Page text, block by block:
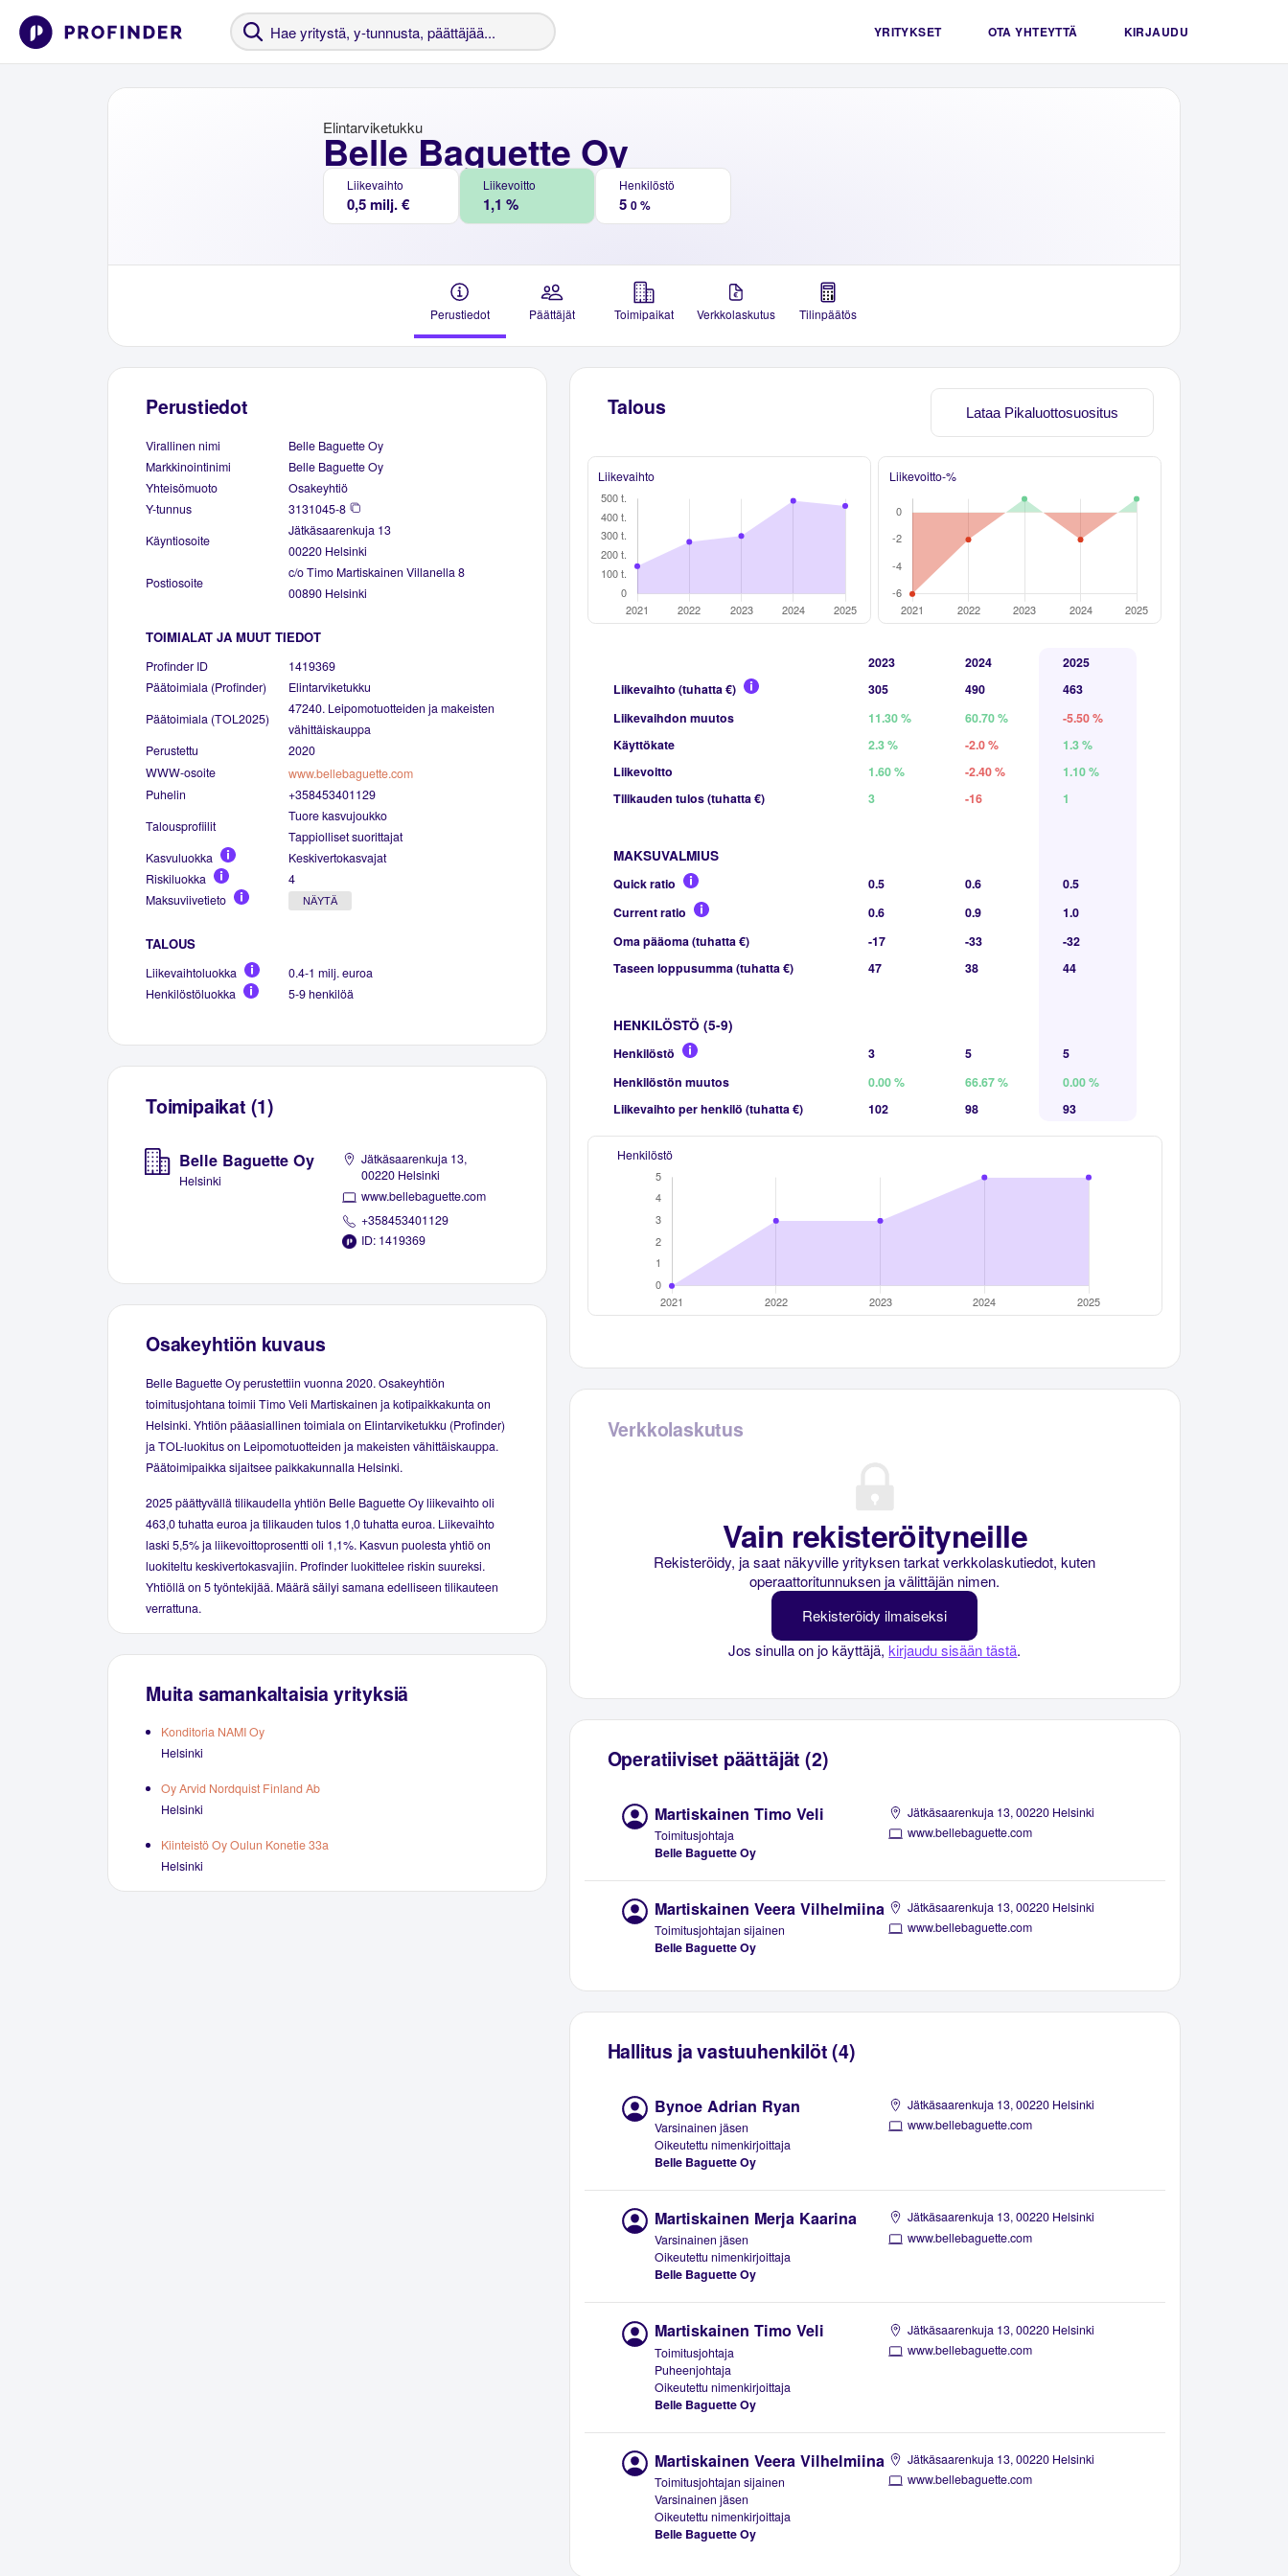
YRITYKSET OTA YHTEYTTÄ KIRJAUDU
Belle Baguette Oy
Elintarviketukku
Liikevaihto
0,5 milj. €
Liikevoitto
1,1 %
Henkilöstö
5 0 %
Perustiedot Päättäjät Toimipaikat Verkkolaskutus Tilinpäätös
Perustiedot
Virallinen nimi
Belle Baguette Oy
Markkinointinimi
Belle Baguette Oy
Yhteisömuoto
Osakeyhtiö
Y-tunnus
3131045-8
Käyntiosoite
Jätkäsaarenkuja 13
00220 Helsinki
Postiosoite
c/o Timo Martiskainen Villanella 8
00890 Helsinki
TOIMIALAT JA MUUT TIEDOT
Profinder ID
1419369
Päätoimiala (Profinder)
Elintarviketukku
Päätoimiala (TOL2025)
47240. Leipomotuotteiden ja makeisten
vähittäiskauppa
Perustettu
2020
WWW-osoite
www.bellebaguette.com
Puhelin
+358453401129
Talousprofiilit
Tuore kasvujoukko
Tappiolliset suorittajat
Kasvuluokka
Keskivertokasvajat
Riskiluokka
4
Maksuviivetieto
NÄYTÄ
TALOUS
Liikevaihtoluokka
0.4-1 milj. euroa
Henkilöstöluokka
5-9 henkilöä
Toimipaikat (1)
Belle Baguette Oy
Helsinki
Jätkäsaarenkuja 13,
00220 Helsinki
www.bellebaguette.com
+358453401129
ID: 1419369
Osakeyhtiön kuvaus
Belle Baguette Oy perustettiin vuonna 2020. Osakeyhtiön
toimitusjohtana toimii Timo Veli Martiskainen ja kotipaikkakunta on
Helsinki. Yhtiön pääasiallinen toimiala on Elintarviketukku (Profinder)
ja TOL-luokitus on Leipomotuotteiden ja makeisten vähittäiskauppa.
Päätoimipaikka sijaitsee paikkakunnalla Helsinki.
2025 päättyvällä tilikaudella yhtiön Belle Baguette Oy liikevaihto oli
463,0 tuhatta euroa ja tilikauden tulos 1,0 tuhatta euroa. Liikevaihto
laski 5,5% ja liikevoittoprosentti oli 1,1%. Kasvun puolesta yhtiö on
luokiteltu keskivertokasvajiin. Profinder luokittelee riskin suureksi.
Yhtiöllä on 5 työntekijää. Määrä säilyi samana edelliseen tilikauteen
verrattuna.
Muita samankaltaisia yrityksiä
Konditoria NAMI Oy
Helsinki
Oy Arvid Nordquist Finland Ab
Helsinki
Kiinteistö Oy Oulun Konetie 33a
Helsinki
Lataa Pikaluottosuositus
Talous
Liikevaihto Liikevoitto-%
2023 2024
2025
Liikevaihto (tuhatta €)
305 490
463
Liikevaihdon muutos
11.30 % 60.70 %
-5.50 %
Käyttökate
2.3 % -2.0 %
1.3 %
Liikevoitto
1.60 % -2.40 %
1.10 %
Tilikauden tulos (tuhatta €)
3 -16 1
MAKSUVALMIUS
Quick ratio 0.5 0.6
0.5
Current ratio
0.6 0.9
1.0
Oma pääoma (tuhatta €)
-17 -33
-32
Taseen loppusumma (tuhatta €)
47 38 44
HENKILÖSTÖ (5-9)
Henkilöstö 3 5
5
Henkilöstön muutos
0.00 % 66.67 %
0.00 %
Liikevaihto per henkilö (tuhatta €)
102 98 93
Henkilöstö
Verkkolaskutus
Vain rekisteröityneille
Rekisteröidy, ja saat näkyville yrityksen tarkat verkkolaskutiedot, kuten
operaattoritunnuksen ja välittäjän nimen.
Rekisteröidy ilmaiseksi
Jos sinulla on jo käyttäjä,kirjaudu sisään tästä.
Operatiiviset päättäjät (2)
Martiskainen Timo Veli
Toimitusjohtaja
Belle Baguette Oy
Jätkäsaarenkuja 13, 00220 Helsinki
www.bellebaguette.com
Martiskainen Veera Vilhelmiina
Toimitusjohtajan sijainen
Belle Baguette Oy
Jätkäsaarenkuja 13, 00220 Helsinki
www.bellebaguette.com
Hallitus ja vastuuhenkilöt (4)
Bynoe Adrian Ryan
Varsinainen jäsen
Oikeutettu nimenkirjoittaja
Belle Baguette Oy
Jätkäsaarenkuja 13, 00220 Helsinki
www.bellebaguette.com
Martiskainen Merja Kaarina
Varsinainen jäsen
Oikeutettu nimenkirjoittaja
Belle Baguette Oy
Jätkäsaarenkuja 13, 00220 Helsinki
www.bellebaguette.com
Martiskainen Timo Veli
Toimitusjohtaja
Puheenjohtaja
Oikeutettu nimenkirjoittaja
Belle Baguette Oy
Jätkäsaarenkuja 13, 00220 Helsinki
www.bellebaguette.com
Martiskainen Veera Vilhelmiina
Toimitusjohtajan sijainen
Varsinainen jäsen
Oikeutettu nimenkirjoittaja
Belle Baguette Oy
Jätkäsaarenkuja 13, 00220 Helsinki
www.bellebaguette.com